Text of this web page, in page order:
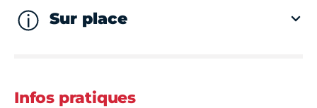
Sur place
Infos pratiques